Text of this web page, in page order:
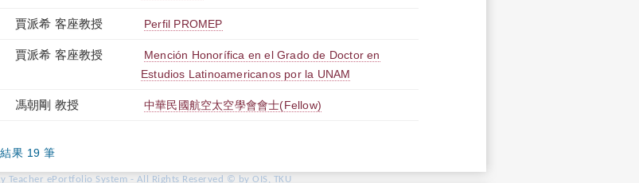
賈派希 客座教授 Perfil PROMEP
賈派希 客座教授
Mención Honorífica en el Grado de Doctor en
Estudios Latinoamericanos por la UNAM
馮朝剛 教授 中華民國航空太空學會會士(Fellow)
果 19 筆
Teacher ePortfolio System - All Rights Reserved © by OIS, TKU